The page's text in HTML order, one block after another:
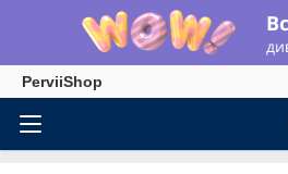
PerviiShop